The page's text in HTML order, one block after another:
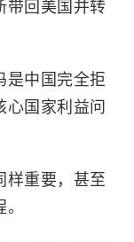
带回美国并转
是中国完全拒
心国家利益问
样重要，甚至